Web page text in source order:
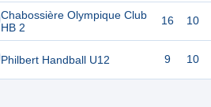
Chabossière Olympique Club
HB 2
Philbert Handball U12
16 10
9 10